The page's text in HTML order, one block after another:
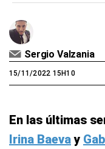
Sergio Valzania
15/11/2022 15H10
En las últimas
Irina Baevay